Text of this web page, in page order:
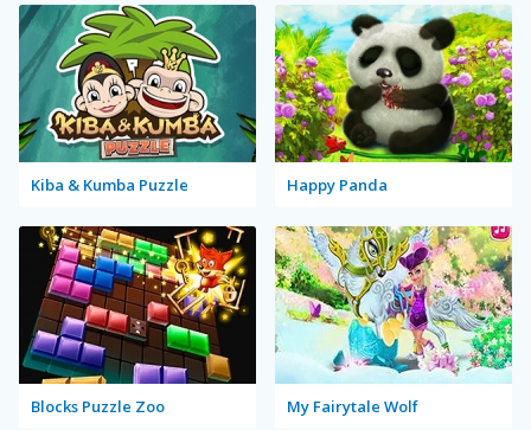
Kiba & Kumba Puzzle Happy Panda
Blocks Puzzle Zoo My Fairytale Wolf